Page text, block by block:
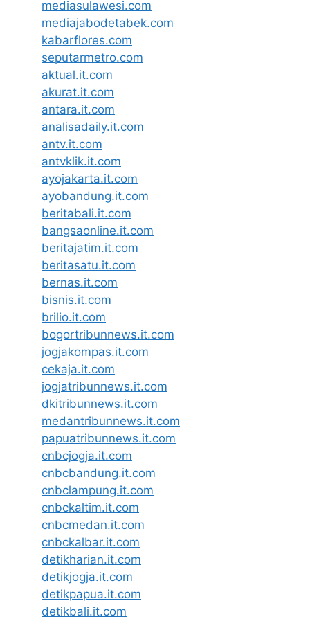
mediasulawesi.com
mediajabodetabek.com
kabarflores.com
seputarmetro.com
aktual.it.com
akurat.it.com
antara.it.com
analisadaily.it.com
antv.it.com
antvklik.it.com
ayojakarta.it.com
ayobandung.it.com
beritabali.it.com
bangsaonline.it.com
beritajatim.it.com
beritasatu.it.com
bernas.it.com
bisnis.it.com
brilio.it.com
bogortribunnews.it.com
jogjakompas.it.com
cekaja.it.com
jogjatribunnews.it.com
dkitribunnews.it.com
medantribunnews.it.com
papuatribunnews.it.com
cnbcjogja.it.com
cnbcbandung.it.com
cnbclampung.it.com
cnbckaltim.it.com
cnbcmedan.it.com
cnbckalbar.it.com
detikharian.it.com
detikjogja.it.com
detikpapua.it.com
detikbali.it.com